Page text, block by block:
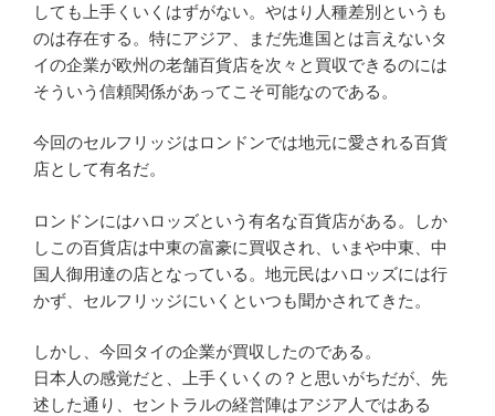
しても上手くいくはずがない。やはり人種差別というも
のは存在する。特にアジア、まだ先進国とは言えないタ
イの企業が欧州の老舗百貨店を次々と買収できるのには
そういう信頼関係があってこそ可能なのである。
今回のセルフリッジはロンドンでは地元に愛される百貨
店として有名だ。
ロンドンにはハロッズという有名な百貨店がある。しか
しこの百貨店は中東の富豪に買収され、いまや中東、中
国人御用達の店となっている。地元民はハロッズには行
かず、セルフリッジにいくといつも聞かされてきた。
しかし、今回タイの企業が買収したのである。
日本人の感覚だと、上手くいくの？と思いがちだが、先
述した通り、セントラルの経営陣はアジア人ではある